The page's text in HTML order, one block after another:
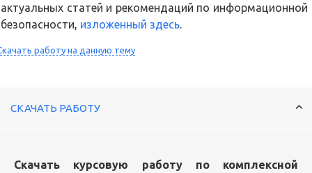
актуальных статей и рекомендаций по информационной
безопасности, изложенный здесь.
работу на данную тему
СКАЧАТЬ РАБОТУ
Скачать курсовую работу по комплексной